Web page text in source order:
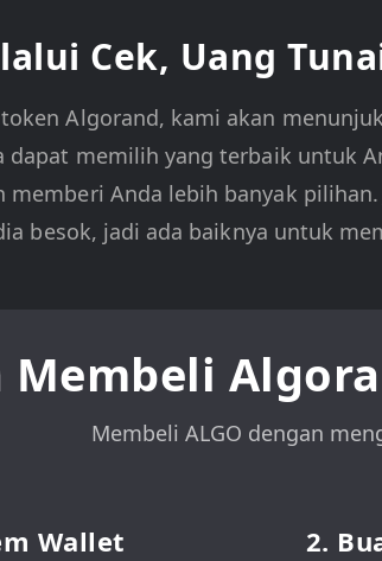
Cek, Uang
Algorand, kami akan
dapat memilih yang terbaik untuk
memberi Anda lebih banyak
besok, jadi ada baiknya untuk
Membeli
Membeli ALGO dengan
Wallet 2.